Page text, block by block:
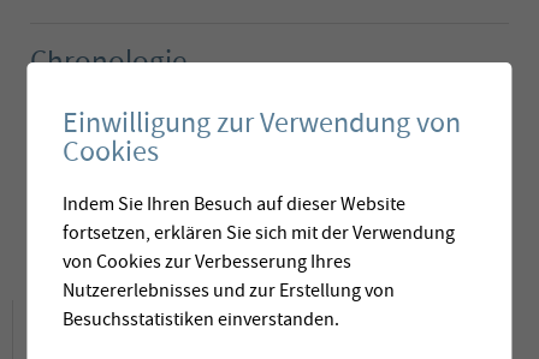
Chronologie
Membratec
November 2008 Inbetriebnahme
Projektbeschrieb
Einwilligung zur Verwendung von
Cookies
Indem Sie Ihren Besuch auf dieser Website
fortsetzen, erklären Sie sich mit der Verwendung
von Cookies zur Verbesserung Ihres
Nutzererlebnisses und zur Erstellung von
Besuchsstatistiken einverstanden.